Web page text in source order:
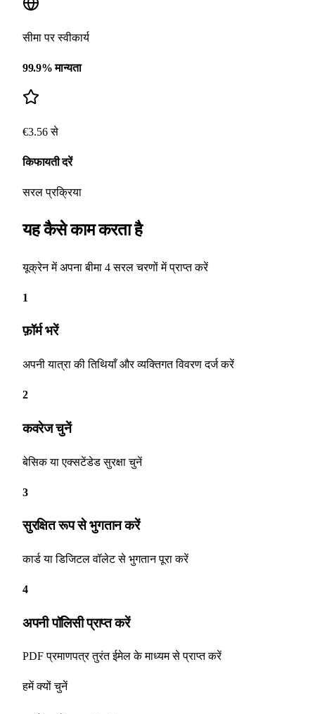
सीमा पर स्वीकार्य
99.9% मान्यता
€3.56 से
किफायती दरें
सरल प्रक्रिया
यह कैसे काम करता है
यूक्रेन में अपना बीमा 4 सरल चरणों में प्राप्त करें
1
फ़ॉर्म भरें
अपनी यात्रा की तिथियाँ और व्यक्तिगत विवरण दर्ज करें
2
कवरेज चुनें
बेसिक या एक्सटेंडेड सुरक्षा चुनें
3
सुरक्षित रूप से भुगतान करें
कार्ड या डिजिटल वॉलेट से भुगतान पूरा करें
4
अपनी पॉलिसी प्राप्त करें
PDF प्रमाणपत्र तुरंत ईमेल के माध्यम से प्राप्त करें
हमें क्यों चुनें